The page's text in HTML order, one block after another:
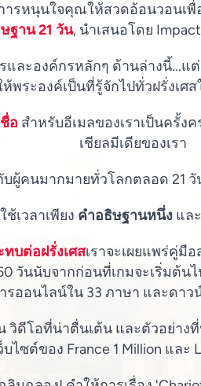
ารหนุนใจคุณให้สวดอ้อนวอนเพื่
ฐาน 21 วัน, นำเสนอโดย
ะองค์กรหลักๆ ด้านล่างนี้...แต่
พระองค์เป็นที่รู้จักไปทั่วฝรั่งเศ
อ สำหรับอีเมลของเราเป็นครั้
เชียลมีเดียของเรา
บผู้คนมากมายทั่วโลกตลอด 21 วั
ใช้เวลาเพียง คำอธิษฐานหนึ่ง และ
ทบต่อฝรั่งเศสเราจะเผยแพร่คู่มื
วันนับจากก่อนที่เกมจะเริ่มต้น
ออนไลน์ใน 33 ภาษา และดาว
ดีโอที่น่าตื่นเต้น และตัวอย่าง
บไซต์ของ France 1 Million และ